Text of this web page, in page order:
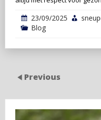
23/09/2025
Blog
Previous